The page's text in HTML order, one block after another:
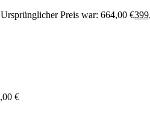
Ursprünglicher Preis war: 664,00 €
€